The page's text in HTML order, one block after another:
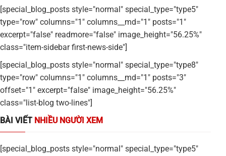
[special_blog_posts style="normal" special_type="type5"
type="row" columns="1" columns__md="1" posts="1"
excerpt="false" readmore="false" image_height="56.25%"
class="item-sidebar first-news-side"]
[special_blog_posts style="normal" special_type="type8"
type="row" columns="1" columns__md="1" posts="3"
offset="1" excerpt="false" image_height="56.25%"
class="list-blog two-lines"]
BÀI VIẾT NHIỀU NGƯỜI XEM
[special_blog_posts style="normal" special_type="type5"